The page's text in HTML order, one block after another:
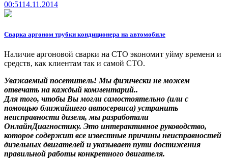
00:5114.11.2014
Сварка аргоном трубки кондиционера на автомобиле
Наличие аргоновой сварки на СТО экономит уйму времени и
средств, как клиентам так и самой СТО.
Уважаемый посетитель! Мы физически не можем
отвечать на каждый комментарий..
Для того, чтобы Вы могли самостоятельно (или с
помощью ближайшего автосервиса) устранить
неисправности дизеля, мы разработали
ОнлайнДиагностику. Это интерактивное руководство,
которое содержит все известные причины неисправностей
дизельных двигателей и указывает пути достижения
правильной работы конкретного двигателя.